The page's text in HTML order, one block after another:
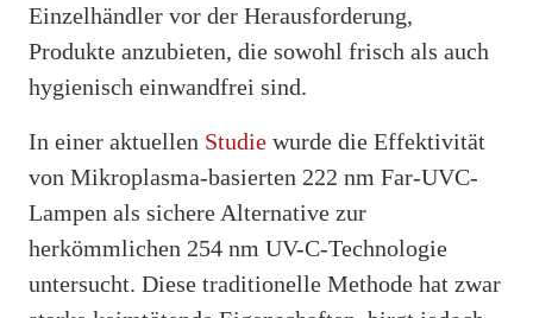
Einzelhändler vor der Herausforderung,
Produkte anzubieten, die sowohl frisch als auch
hygienisch einwandfrei sind.
In einer aktuellen Studie wurde die Effektivität
von Mikroplasma-basierten 222 nm Far-UVC-
Lampen als sichere Alternative zur
herkömmlichen 254 nm UV-C-Technologie
untersucht. Diese traditionelle Methode hat zwar